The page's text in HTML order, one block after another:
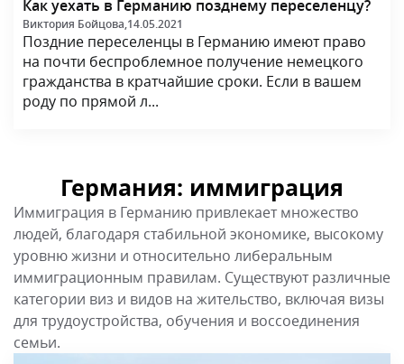
Германия: иммиграция
Иммиграция в Германию привлекает множество
людей, благодаря стабильной экономике, высокому
для трудоустройства, обучения и воссоединения
семьи.